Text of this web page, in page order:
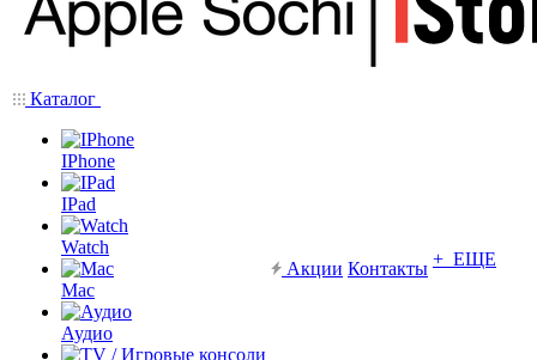
Каталог
IPhone
IPad
Watch
Mac
Аудио
Акции Контакты + ЕЩЕ